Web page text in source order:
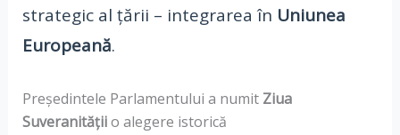
strategic al țării – integrarea în Uniunea
Europeană.
Președintele Parlamentului a numit Ziua
Suveranitățiio alegere istorică